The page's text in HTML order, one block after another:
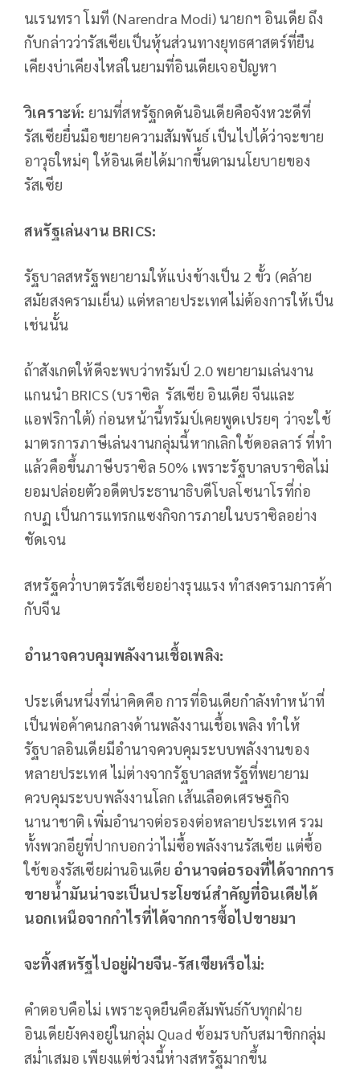
นเรนทรา โมที (Narendra Modi) นายกฯ อินเดีย ถึง
กับกล่าวว่ารัสเซียเป็นหุ้นส่วนทางยุทธศาสตร์ที่ยืน
เคียงบ่าเคียงไหล่ในยามที่อินเดียเจอปัญหา
วิเคราะห์: ยามที่สหรัฐกดดันอินเดียคือจังหวะดีที่
รัสเซียยื่นมือขยายความสัมพันธ์ เป็นไปได้ว่าจะขาย
อาวุธใหม่ๆ ให้อินเดียได้มากขึ้นตามนโยบายของ
รัสเซีย
สหรัฐเล่นงาน BRICS:
รัฐบาลสหรัฐพยายามให้แบ่งข้างเป็น 2 ขั้ว (คล้าย
สมัยสงครามเย็น) แต่หลายประเทศไม่ต้องการให้เป็น
เช่นนั้น
ถ้าสังเกตให้ดีจะพบว่าทรัมป์ 2.0 พยายามเล่นงาน
แกนนำ BRICS (บราซิล รัสเซีย อินเดีย จีนและ
แอฟริกาใต้) ก่อนหน้านี้ทรัมป์เคยพูดเปรยๆ ว่าจะใช้
มาตรการภาษีเล่นงานกลุ่มนี้หากเลิกใช้ดอลลาร์ ที่ทำ
แล้วคือขึ้นภาษีบราซิล 50% เพราะรัฐบาลบราซิลไม่
ยอมปล่อยตัวอดีตประธานาธิบดีโบลโซนาโรที่ก่อ
กบฏ เป็นการแทรกแซงกิจการภายในบราซิลอย่าง
ชัดเจน
สหรัฐคว่ำบาตรรัสเซียอย่างรุนแรง ทำสงครามการค้า
กับจีน
อำนาจควบคุมพลังงานเชื้อเพลิง:
ประเด็นหนึ่งที่น่าคิดคือ การที่อินเดียกำลังทำหน้าที่
เป็นพ่อค้าคนกลางด้านพลังงานเชื้อเพลิง ทำให้
รัฐบาลอินเดียมีอำนาจควบคุมระบบพลังงานของ
หลายประเทศ ไม่ต่างจากรัฐบาลสหรัฐที่พยายาม
ควบคุมระบบพลังงานโลก เส้นเลือดเศรษฐกิจ
นานาชาติ เพิ่มอำนาจต่อรองต่อหลายประเทศ รวม
ทั้งพวกอียูที่ปากบอกว่าไม่ซื้อพลังงานรัสเซีย แต่ซื้อ
ใช้ของรัสเซียผ่านอินเดีย อำนาจต่อรองที่ได้จากการ
ขายน้ำมันน่าจะเป็นประโยชน์สำคัญที่อินเดียได้
นอกเหนือจากกำไรที่ได้จากการซื้อไปขายมา
จะทิ้งสหรัฐไปอยู่ฝ่ายจีน-รัสเซียหรือไม่:
คำตอบคือไม่ เพราะจุดยืนคือสัมพันธ์กับทุกฝ่าย
อินเดียยังคงอยู่ในกลุ่ม Quad ซ้อมรบกับสมาชิกกลุ่ม
สม่ำเสมอ เพียงแต่ช่วงนี้ห่างสหรัฐมากขึ้น